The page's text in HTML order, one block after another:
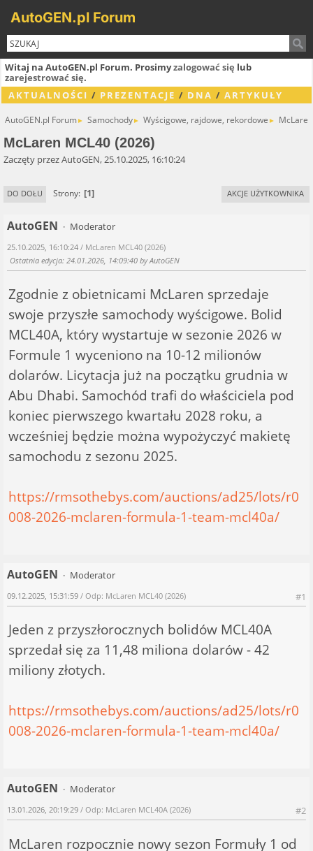
AutoGEN.pl Forum
Witaj na AutoGEN.pl Forum. Prosimyzalogować się lub
zarejestrować się.
AKTUALNOŚCI / PREZENTACJE / DNA / ARTYKUŁY
AutoGEN.pl Forum► Samochody► Wyścigowe, rajdowe, rekordowe ►
McLaren MCL40 (2026)
Zaczęty przez AutoGEN, 25.10.2025, 16:10:24
DO DOŁU Strony 1 AKCJE UŻYTKOWNIKA
AutoGEN Moderator
25.10.2025, 16:10:24 / McLaren MCL40 (2026)
Ostatnia edycja: 24.01.2026, 14:09:40 by AutoGEN
Zgodnie z obietnicami McLaren sprzedaje
swoje przyszłe samochody wyścigowe. Bolid
MCL40A, który wystartuje w sezonie 2026 w
Formule 1 wyceniono na 10-12 milionów
dolarów. Licytacja już na początku grudnia w
Abu Dhabi. Samochód trafi do właściciela pod
koniec pierwszego kwartału 2028 roku, a
wcześniej będzie można wypożyczyć makietę
samochodu z sezonu 2025.
https://rmsothebys.com/auctions/ad25/lots/r0
008-2026-mclaren-formula-1-team-mcl40a/
AutoGEN
Moderator
#1
09.12.2025, 15:31:59 / Odp: McLaren MCL40 (2026)
Jeden z przyszłorocznych bolidów MCL40A
sprzedał się za 11,48 miliona dolarów - 42
miliony złotych.
https://rmsothebys.com/auctions/ad25/lots/r0
008-2026-mclaren-formula-1-team-mcl40a/
AutoGEN
Moderator
#2
13.01.2026, 20:19:29 / Odp: McLaren MCL40A (2026)
McLaren rozpocznie nowy sezon Formuły 1 od